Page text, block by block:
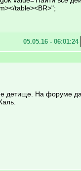
table><BR>";
05.05.16 - 06:01:24
детище. На форуме